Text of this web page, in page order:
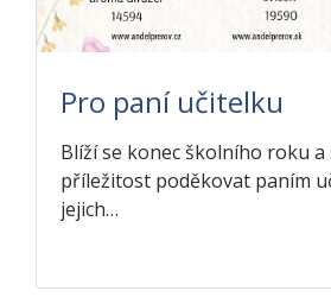
Pro paní učitelku
Blíží se konec školního roku a
příležitost poděkovat paním
jejich…